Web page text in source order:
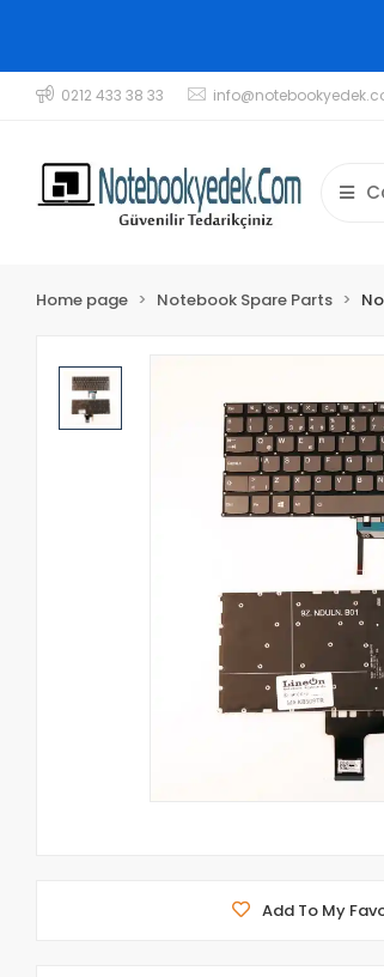
0212 433 38 33
Home page Notebook Spare Parts
Add To My